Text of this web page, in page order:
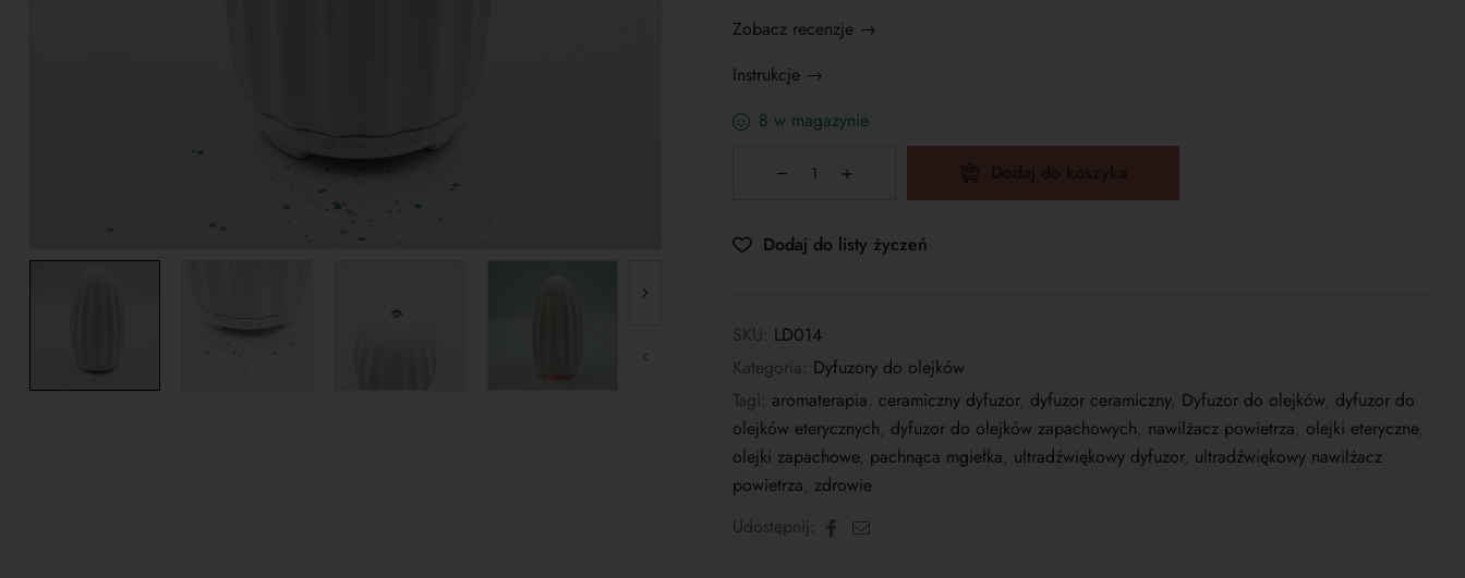
Zobacz recenzje →
Instrukcje →
8 w magazynie
Dodaj do listy życzeń
SKU: LD014
Kategoria: Dyfuzory do olejków
Tagi: aromaterapia, ceramiczny dyfuzor, dyfuzor ceramiczny, Dyfuzor do olejków, dyfuzor do
olejków eterycznych, dyfuzor do olejków zapachowych, nawilżacz powietrza, olejki eteryczne,
olejki zapachowe, pachnąca mgiełka, ultradźwiękowy dyfuzor, ultradźwiękowy nawilżacz
powietrza, zdrowie
Udostępnij:
Facebook
E-